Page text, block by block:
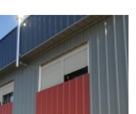
CAPANNONE A VÒ (PD)